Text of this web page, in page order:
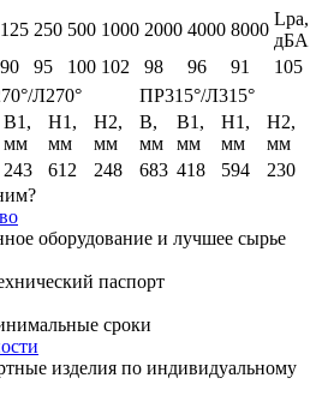
125 250 500 1000 2000 4000 8000
Lpa,
дБА
90 95 100 102 98 96 91
105
Л270°
ПР315°/Л315°
B1,
мм
H1,
мм
H2,
мм
B,
мм
B1,
мм
H1,
мм
H2,
мм
243 612 248 683 418 594
230
оборудование и лучшее сырье
паспорт
сроки
изделия по индивидуальному